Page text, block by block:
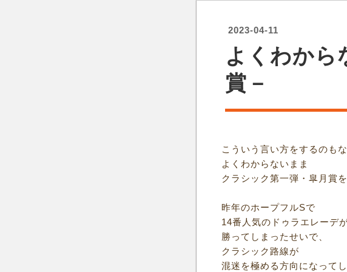
2023-04-11
よくわから
賞－
こういう言い方をするのもな
よくわからないまま
クラシック第一弾・皐月賞
昨年のホープフルSで
14番人気のドゥラエレーデ
勝ってしまったせいで、
クラシック路線が
混迷を極める方向になって